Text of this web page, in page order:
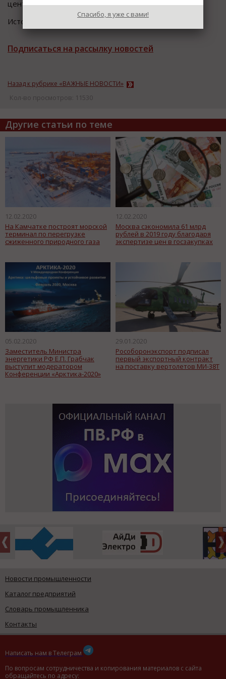
центра.
Источник информации: Пресс-служба Росспецмаш
Подписаться на рассылку новостей
Назад к рубрике «ВАЖНЫЕ НОВОСТИ»
Кол-во просмотров: 11530
Другие статьи по теме
12.02.2020
На Камчатке построят морской
терминал по перегрузке
сжиженного природного газа
12.02.2020
Москва сэкономила 61 млрд
рублей в 2019 году благодаря
экспертизе цен в госзакупках
05.02.2020
Заместитель Министра
энергетики РФ Е.П. Грабчак
выступит модератором
Конференции «Арктика-2020»
29.01.2020
Рособоронэкспорт подписал
первый экспортный контракт
на поставку вертолетов МИ-38Т
Новости промышленности
Каталог предприятий
Словарь промышленника
Контакты
Написать нам в Телеграм
По вопросам сотрудничества и копирования материалов с сайта
обращайтесь по адресу:
Спасибо, я уже с вами!